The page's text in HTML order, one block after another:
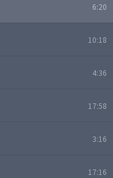
6:20
10:18
4:36
17:58
3:16
17:16